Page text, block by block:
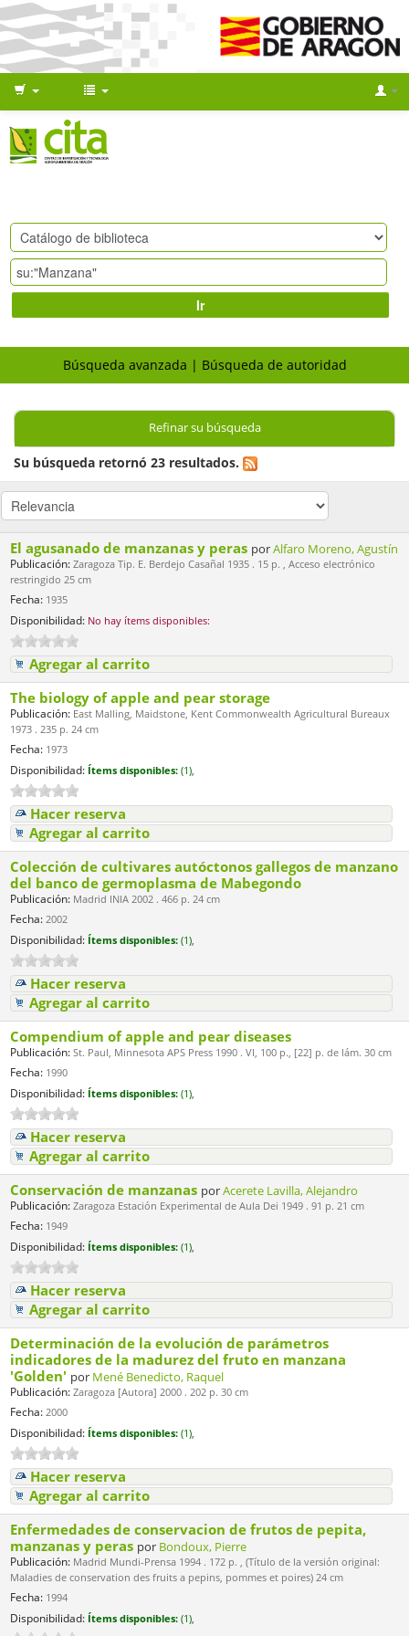
Ir
Búsqueda avanzada Búsqueda de autoridad
Refinar su búsqueda
Su búsqueda retornó 23 resultados.
El agusanado de manzanas y peras porAlfaro Moreno, Agustín
Publicación: Zaragoza Tip. E. Berdejo Casañal 1935 . 15 p. , Acceso electrónico
restringido 25 cm
Fecha: 1935
Disponibilidad: No hay ítems disponibles:
Agregar al carrito
The biology of apple and pear storage
Publicación: East Malling, Maidstone, Kent Commonwealth Agricultural Bureaux
1973 . 235 p. 24 cm
Fecha: 1973
Disponibilidad: Ítems disponibles: (1),
Hacer reserva
Agregar al carrito
Colección de cultivares autóctonos gallegos de manzano
del banco de germoplasma de Mabegondo
Publicación: Madrid INIA 2002 . 466 p. 24 cm
Fecha: 2002
Disponibilidad: Ítems disponibles: (1),
Hacer reserva
Agregar al carrito
Compendium of apple and pear diseases
Publicación: St. Paul, Minnesota APS Press 1990 . VI, 100 p., [22] p. de lám. 30 cm
Fecha: 1990
Disponibilidad: Ítems disponibles: (1),
Hacer reserva
Agregar al carrito
Conservación de manzanas porAcerete Lavilla, Alejandro
Publicación: Zaragoza Estación Experimental de Aula Dei 1949 . 91 p. 21 cm
Fecha: 1949
Disponibilidad: Ítems disponibles: (1),
Hacer reserva
Agregar al carrito
Determinación de la evolución de parámetros
indicadores de la madurez del fruto en manzana
'Golden' por Mené Benedicto, Raquel
Publicación: Zaragoza [Autora] 2000 . 202 p. 30 cm
Fecha: 2000
Disponibilidad: Ítems disponibles: (1),
Hacer reserva
Agregar al carrito
Enfermedades de conservacion de frutos de pepita,
manzanas y peras por Bondoux, Pierre
Publicación: Madrid Mundi-Prensa 1994 . 172 p. , (Título de la versión original:
Maladies de conservation des fruits a pepins, pommes et poires) 24 cm
Fecha: 1994
Disponibilidad: Ítems disponibles: (1),